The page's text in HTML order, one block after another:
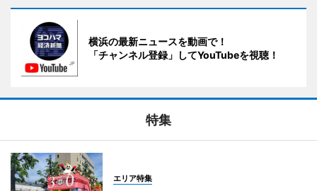
横浜の最新ニュースを動画で！
「チャンネル登録」してYouTubeを視聴！
特集
エリア特集